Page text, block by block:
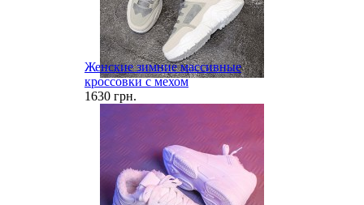
Женские зимние массивные
кроссовки с мехом
1630 грн.